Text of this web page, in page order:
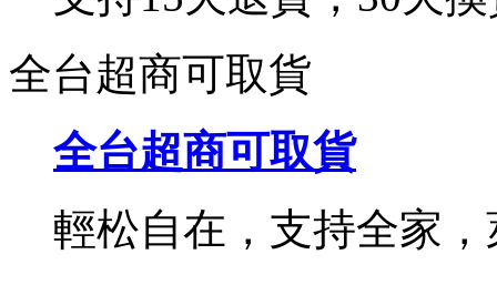
全台超商可取貨
全台超商可取貨
輕松自在，支持全家